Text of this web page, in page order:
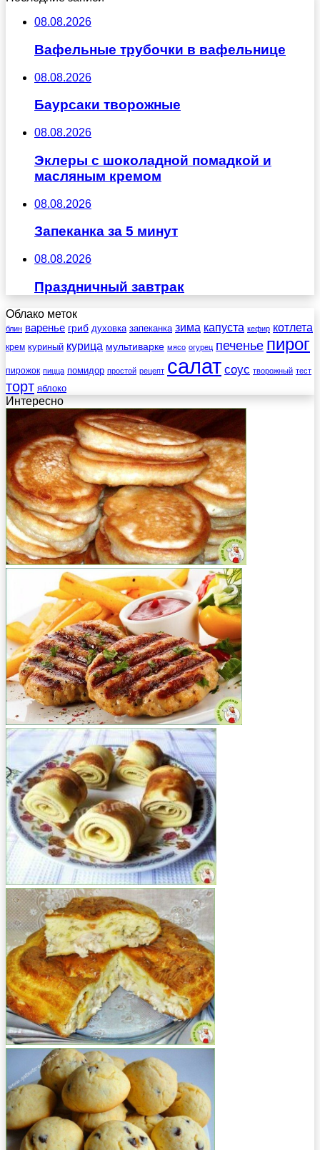
08.08.2026
Вафельные трубочки в вафельнице
08.08.2026
Баурсаки творожные
08.08.2026
Эклеры с шоколадной помадкой и
масляным кремом
08.08.2026
Запеканка за 5 минут
08.08.2026
Праздничный завтрак
Облако меток
блин варенье гриб духовка запеканка зима капуста кефир котлета
крем куриный курица мультиварке мясо огурец печенье пирог
пирожок пицца помидор простой рецепт салат соус творожный тест
торт яблоко
Интересно